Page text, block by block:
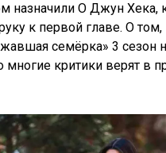
назначили О Джун Хека,
к первой главе. О
семёрка» 3 сезон
многие критики верят в